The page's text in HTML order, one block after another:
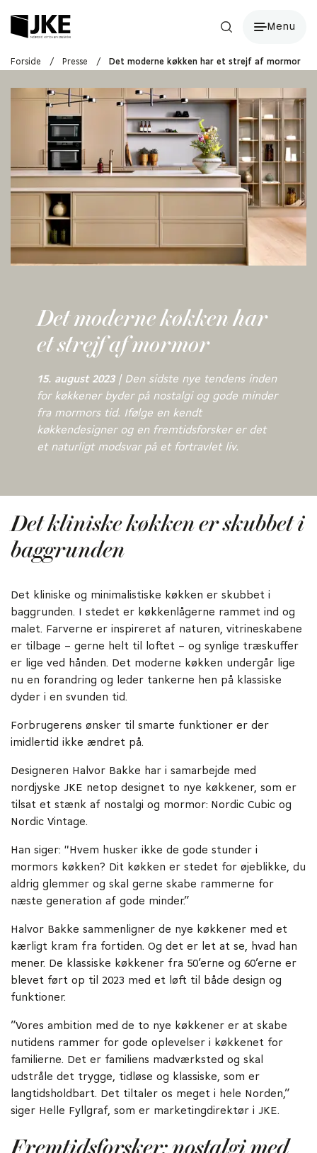
Menu
Forside / Presse / Det moderne køkken har et strejf af mormor
Det moderne køkken har
et strejf af mormor
15. august 2023| Den sidste nye tendens inden
for køkkener byder på nostalgi og gode minder
fra mormors tid. Ifølge en kendt
køkkendesigner og en fremtidsforsker er det
et naturligt modsvar på et fortravlet liv.
Det kliniske køkken er skubbet i
baggrunden
Det kliniske og minimalistiske køkken er skubbet i
baggrunden. I stedet er køkkenlågerne rammet ind og
malet. Farverne er inspireret af naturen, vitrineskabene
er tilbage – gerne helt til loftet – og synlige træskuffer
er lige ved hånden. Det moderne køkken undergår lige
nu en forandring og leder tankerne hen på klassiske
dyder i en svunden tid.
Forbrugerens ønsker til smarte funktioner er der
imidlertid ikke ændret på.
Designeren Halvor Bakke har i samarbejde med
nordjyske JKE netop designet to nye køkkener, som er
tilsat et stænk af nostalgi og mormor: Nordic Cubic og
Nordic Vintage.
Han siger: "Hvem husker ikke de gode stunder i
mormors køkken? Dit køkken er stedet for øjeblikke, du
aldrig glemmer og skal gerne skabe rammerne for
næste generation af gode minder.”
Halvor Bakke sammenligner de nye køkkener med et
kærligt kram fra fortiden. Og det er let at se, hvad han
mener. De klassiske køkkener fra 50’erne og 60’erne er
blevet ført op til 2023 med et løft til både design og
funktioner.
”Vores ambition med de to nye køkkener er at skabe
nutidens rammer for gode oplevelser i køkkenet for
familierne. Det er familiens madværksted og skal
udstråle det trygge, tidløse og klassiske, som er
langtidsholdbart. Det tiltaler os meget i hele Norden,”
siger Helle Fyllgraf, som er marketingdirektør i JKE.